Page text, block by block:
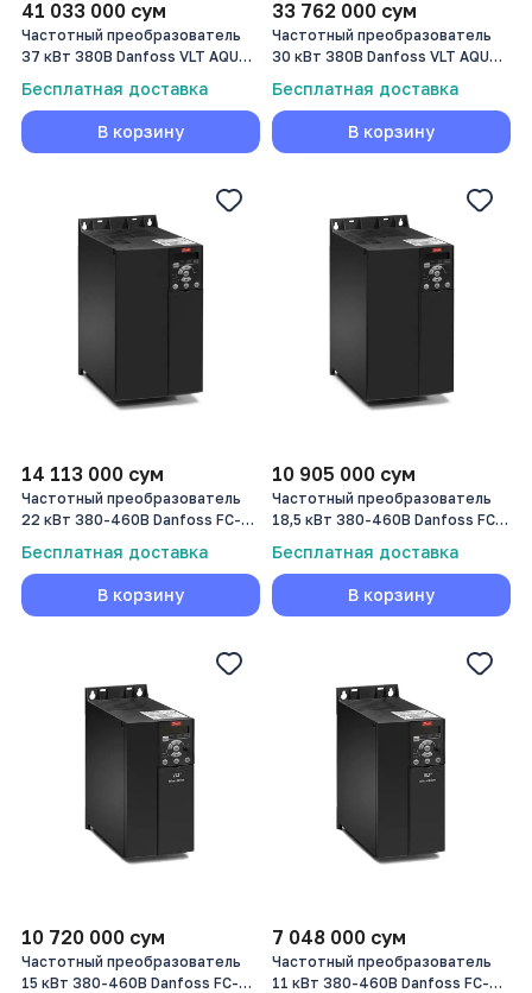
41 033 000сум
Частотный преобразователь
37 кВт 380В Danfoss VLT AQUA
Бесплатная доставка
В корзину
33 762 000 сум
Частотный преобразователь
30 кВт 380В Danfoss VLT AQUA
Бесплатная доставка
В корзину
14 113 000сум
Частотный преобразователь
22 кВт 380-460В Danfoss FC-
Бесплатная доставка
В корзину
10 905 000 сум
Частотный преобразователь
18,5 кВт 380-460В Danfoss FC-
Бесплатная доставка
В корзину
10 720 000сум
Частотный преобразователь
15 кВт 380-460В Danfoss FC-
7 048 000 сум
Частотный преобразователь
11 кВт 380-460В Danfoss FC-